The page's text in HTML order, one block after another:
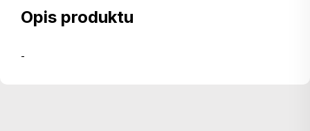
Opis produktu
-